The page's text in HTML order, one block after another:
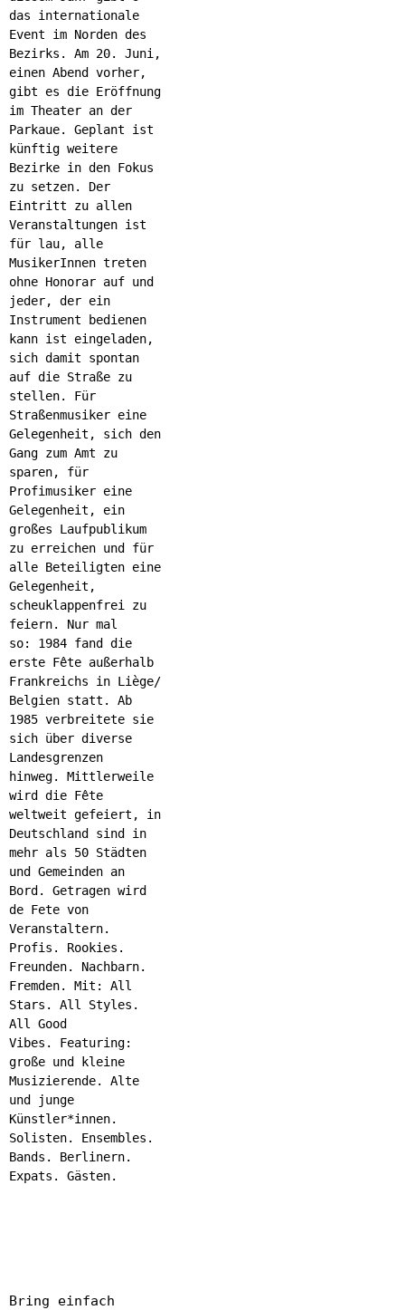
das internationale
Event im Norden des
Bezirks. Am 20. Juni,
einen Abend vorher,
gibt es die Eröffnung
im Theater an der
Parkaue. Geplant ist
künftig weitere
Bezirke in den Fokus
zu setzen. Der
Eintritt zu allen
Veranstaltungen ist
für lau, alle
MusikerInnen treten
ohne Honorar auf und
jeder, der ein
Instrument bedienen
kann ist eingeladen,
sich damit spontan
auf die Straße zu
stellen. Für
Straßenmusiker eine
Gelegenheit, sich den
Gang zum Amt zu
sparen, für
Profimusiker eine
Gelegenheit, ein
großes Laufpublikum
zu erreichen und für
alle Beteiligten eine
Gelegenheit,
scheuklappenfrei zu
feiern. Nur mal
so: 1984 fand die
erste Fête außerhalb
Frankreichs in Liège/
Belgien statt. Ab
1985 verbreitete sie
sich über diverse
Landesgrenzen
hinweg. Mittlerweile
wird die Fête
weltweit gefeiert, in
Deutschland sind in
mehr als 50 Städten
und Gemeinden an
Bord. Getragen wird
de Fete von
Veranstaltern.
Profis. Rookies.
Freunden. Nachbarn.
Fremden. Mit: All
Stars. All Styles.
All Good
Vibes. Featuring:
große und kleine
Musizierende. Alte
und junge
Künstler*innen.
Solisten. Ensembles.
Bands. Berlinern.
Expats. Gästen.
Bring einfach